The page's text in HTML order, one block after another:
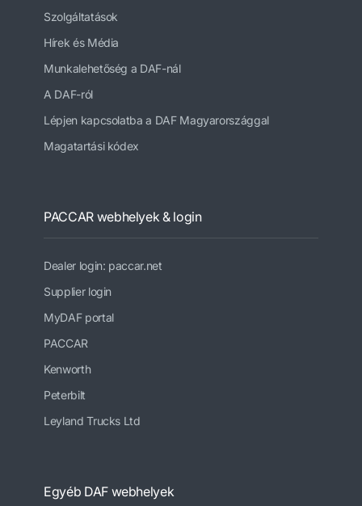
Szolgáltatások
Hírek és Média
Munkalehetőség a DAF-nál
A DAF-ról
Lépjen kapcsolatba a DAF Magyarországgal
Magatartási kódex
PACCAR webhelyek & login
Dealer login: paccar.net
Supplier login
MyDAF portal
PACCAR
Kenworth
Peterbilt
Leyland Trucks Ltd
Egyéb DAF webhelyek